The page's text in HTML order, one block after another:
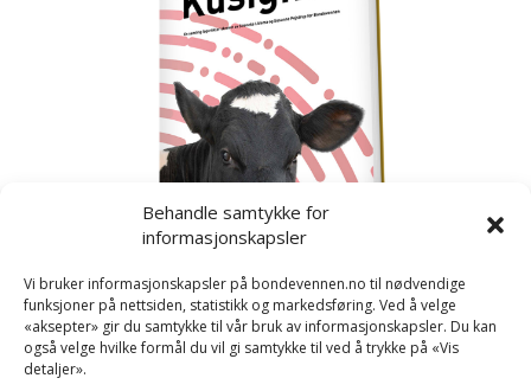
Behandle samtykke for
informasjonskapsler
Vi bruker informasjonskapsler på bondevennen.no til nødvendige
funksjoner på nettsiden, statistikk og markedsføring. Ved å velge
«aksepter» gir du samtykke til vår bruk av informasjonskapsler. Du kan
også velge hvilke formål du vil gi samtykke til ved å trykke på «Vis
detaljer».Kusignal